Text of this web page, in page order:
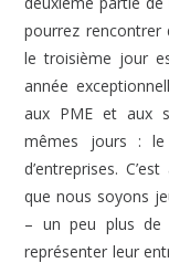
pourrez rencontrer
le troisième jour
année
aux PME et aux
mêmes jours : le
d’entreprises.
que nous soyons
– un peu plus de
représenter leur